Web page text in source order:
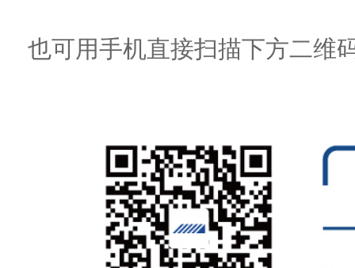
也可用手机直接扫描下方二维